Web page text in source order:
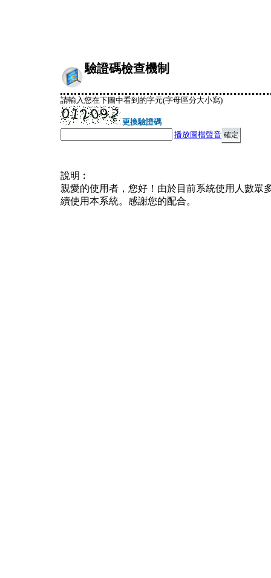
驗證碼檢查機制
請輸入您在下圖中看到的字元(字母區分大小寫)
更換驗證碼
播放圖檔聲音
說明︰
親愛的使用者，您好！由於目前系統使用人數眾
續使用本系統。感謝您的配合。